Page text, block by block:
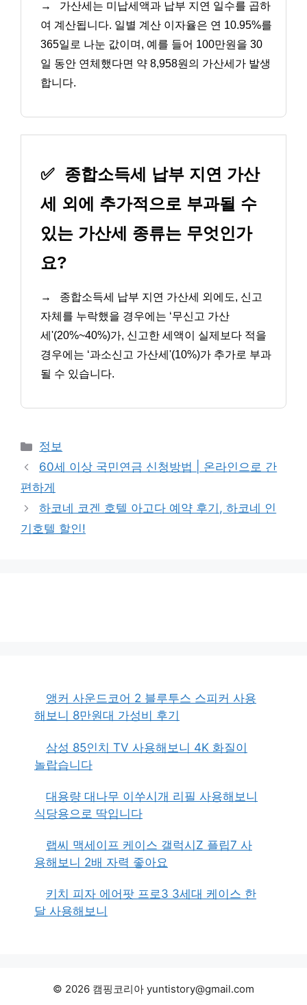
→
가산세는 미납세액과 납부 지연 일수를 곱하
여 계산됩니다. 일별 계산 이자율은 연 10.95%를
365일로 나눈 값이며, 예를 들어 100만원을 30
일 동안 연체했다면 약 8,958원의 가산세가 발생
합니다.
✅ 종합소득세 납부 지연 가산
세 외에 추가적으로 부과될 수
있는 가산세 종류는 무엇인가
요?
→
종합소득세 납부 지연 가산세 외에도, 신고
자체를 누락했을 경우에는 ‘무신고 가산
세'(20%~40%)가, 신고한 세액이 실제보다 적을
경우에는 ‘과소신고 가산세'(10%)가 추가로 부과
될 수 있습니다.
카
테
리
정보
60세 이상 국민연금 신청방법 | 온라인으로 간
편하게
하코네 코겐 호텔 아고다 예약 후기, 하코네 인
기호텔 할인!
앵커 사운드코어 2 블루투스 스피커 사용
해보니 8만원대 가성비 후기
삼성 85인치 TV 사용해보니 4K 화질이
놀랍습니다
대용량 대나무 이쑤시개 리필 사용해보니
식당용으로 딱입니다
랩씨 맥세이프 케이스 갤럭시Z 플립7 사
용해보니 2배 자력 좋아요
키치 피자 에어팟 프로3 3세대 케이스 한
달 사용해보니
© 2026 캠핑코리아 yuntistory@gmail.com